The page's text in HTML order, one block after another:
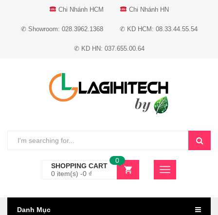
Chi Nhánh HCM Chi Nhánh HN
✆ Showroom: 028.3962.1368 ✆ KD HCM: 08.33.44.55.54
✆ KD HN: 037.655.00.64
SHOPPING CART
0 item(s) -0 ₫
0
Danh Mục